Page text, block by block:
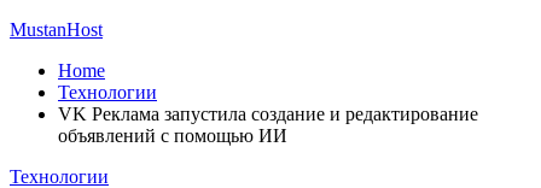
MustanHost
Home
Технологии
VK Реклама запустила создание и редактирование
объявлений с помощью ИИ
Технологии